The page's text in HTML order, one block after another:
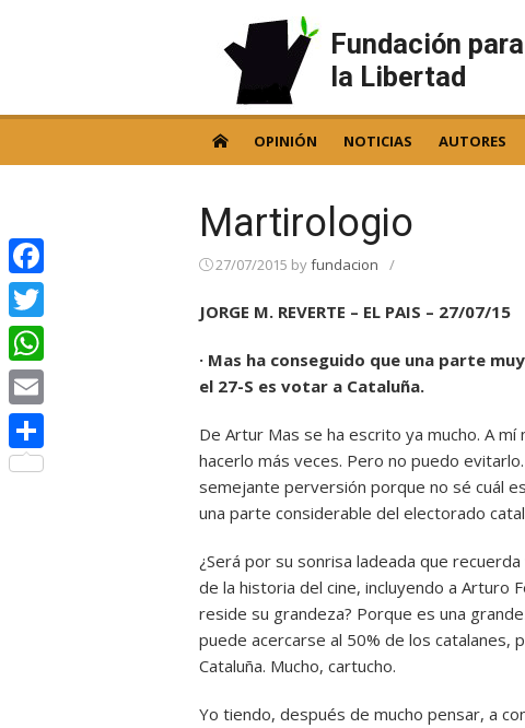
Fundación para
la Libertad
OPINIÓN NOTICIAS AUTORES
Martirologio
27/07/2015 byfundacion /
JORGE M. REVERTE – EL PAIS – 27/07/15
· Mas ha conseguido que una parte
el 27-S es votar a Cataluña.
De Artur Mas se ha escrito ya mucho. A
hacerlo más veces. Pero no puedo
semejante perversión porque no sé cuál
una parte considerable del electorado
¿Será por su sonrisa ladeada que
de la historia del cine, incluyendo a Arturo
reside su grandeza? Porque es una
puede acercarse al 50% de los catalanes,
Cataluña. Mucho, cartucho.
Yo tiendo, después de mucho pensar, a
Facebook
Twitter
WhatsApp
Email
Compartir